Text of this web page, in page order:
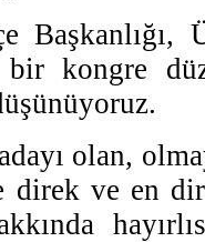
bir kongre
olan,
ve en